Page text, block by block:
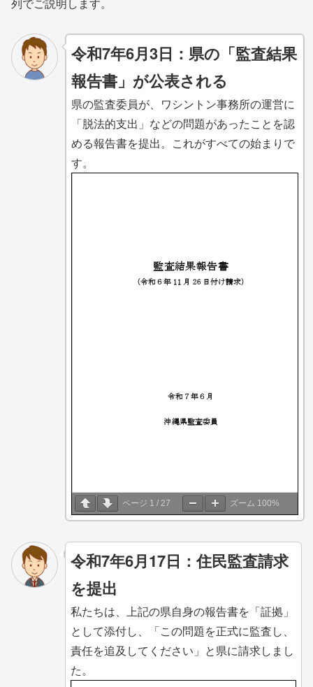
列でご説明します。
令和7年6月3日：県の「監査結果
報告書」が公表される
県の監査委員が、ワシントン事務所の運営に
「脱法的支出」などの問題があったことを認
める報告書を提出。これがすべての始まりで
す。
ページ 1 / 27 ズーム 100%
令和7年6月17日：住民監査請求
を提出
私たちは、上記の県自身の報告書を「証拠」
として添付し、「この問題を正式に監査し、
責任を追及してください」と県に請求しまし
た。